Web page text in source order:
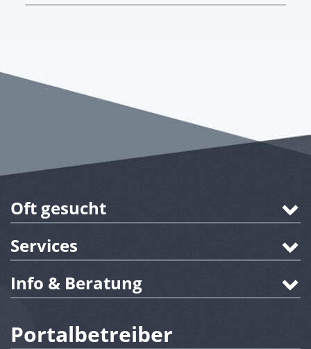
Oft gesucht
Services
Info & Beratung
Portalbetreiber